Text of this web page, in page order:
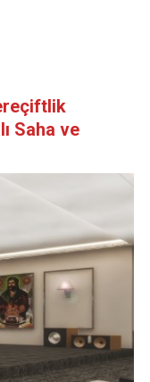
Saha ve